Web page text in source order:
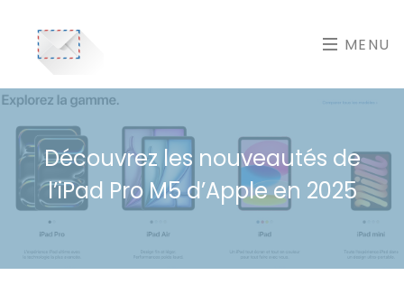
MENU
Découvrez les nouveautés de
l’iPad Pro M5 d’Apple en 2025